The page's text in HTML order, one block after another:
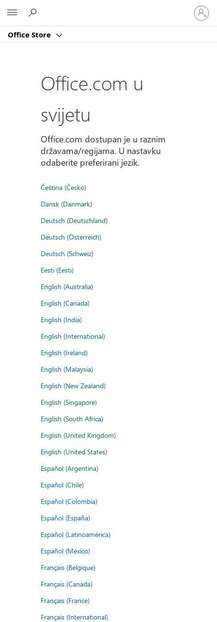
Office Store
Prijavite
se
u
račun
Office.com u
svijetu
Office.com dostupan je u raznim
državama/regijama. U nastavku
odaberite preferirani jezik.
Čeština (Česko)
Dansk (Danmark)
Deutsch (Deutschland)
Deutsch (Österreich)
Deutsch (Schweiz)
Eesti (Eesti)
English (Australia)
English (Canada)
English (India)
English (International)
English (Ireland)
English (Malaysia)
English (New Zealand)
English (Singapore)
English (South Africa)
English (United Kingdom)
English (United States)
Español (Argentina)
Español (Chile)
Español (Colombia)
Español (España)
Español (Latinoamérica)
Español (México)
Français (Belgique)
Français (Canada)
Français (France)
Français (International)